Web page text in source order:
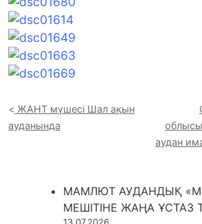
ЖАНТ мүшесі Шал ақын
ауданында
аудан
МАМЛЮТ АУДАНДЫҚ
МЕШІТІНЕ ЖАҢА